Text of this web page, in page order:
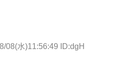
08(水)11:56:49 ID:dgH